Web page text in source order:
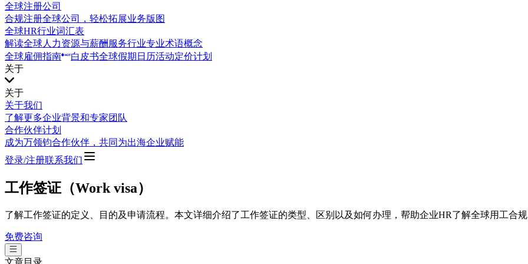
全球注册公司
合规注册全球公司，轻松拓展业务版图
全球HR行业词汇表
解读全球人力资源与薪酬服务行业专业术语概念
全球雇佣指南
白皮书全球假期日历活动定价计划
关于
关于
关于我们
了解更多企业背景和专家团队
合作伙伴计划
成为万领钧合作伙伴，共同为出海企业赋能
登录/注册联系我们
工作签证（Work visa）
了解工作签证的定义、目的及申请流程。本文详细介绍了工作签证的类型、区别以及如何办理，帮助企业HR了解全球用工合
免费咨询